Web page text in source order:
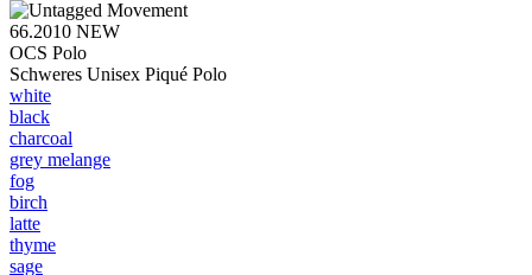
66.2010 NEW
OCS Polo
Schweres Unisex Piqué Polo
white
black
charcoal
grey melange
fog
birch
latte
thyme
sage